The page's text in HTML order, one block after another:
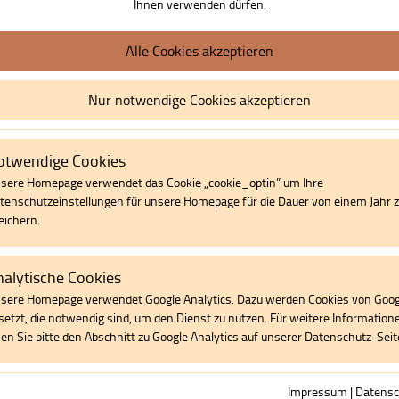
werden immer komplexer. Ein einheitliches Führungsverständnis, das
dabei, schnell und nachhaltig wirksam zu sein. Wir analysieren mit
ab. Mögliche Ansatzpunkte sind sowohl strukturelle bzw. strategische
Wachstum Ihrer Leitungskräfte.
Ihnen verwenden dürfen.
Alle Cookies akzeptieren
Nur notwendige Cookies akzeptieren
Cookies
Homepage verwendet das Cookie „cookie_optin” um Ihre
für unsere Homepage für die Dauer von einem Jahr
Cookies
Homepage verwendet Google Analytics. Dazu werden Cookies von
die notwendig sind, um den Dienst zu nutzen. Für weitere
Sie bitte den Abschnitt zu Google Analytics auf unserer Datenschutz-
Impressum |